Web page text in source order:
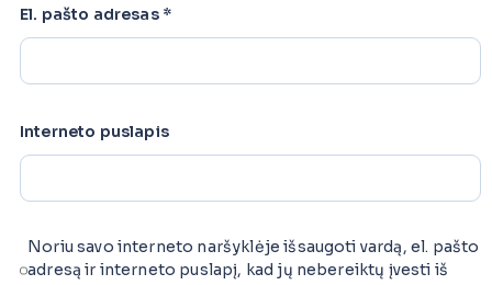
El. pašto adresas *
Interneto puslapis
Noriu savo interneto naršyklėje išsaugoti vardą, el. pašto
adresą ir interneto puslapį, kad jų nebereiktų įvesti iš